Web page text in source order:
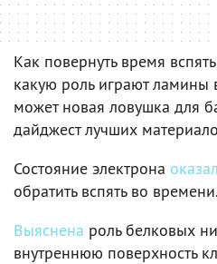
Как повернуть время
какую роль играют ламины
может новая ловушка для
дайджест лучших
Состояние электрона
обратить вспять во времени.
Выяснена роль белковых
внутреннюю поверхность